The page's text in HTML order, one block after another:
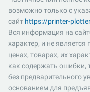
возможно только с
сайт https://printer-
Вся информация на
характер, и не
ценах, товарах, их
как содержать ошибки,
без предварительного
основанием для